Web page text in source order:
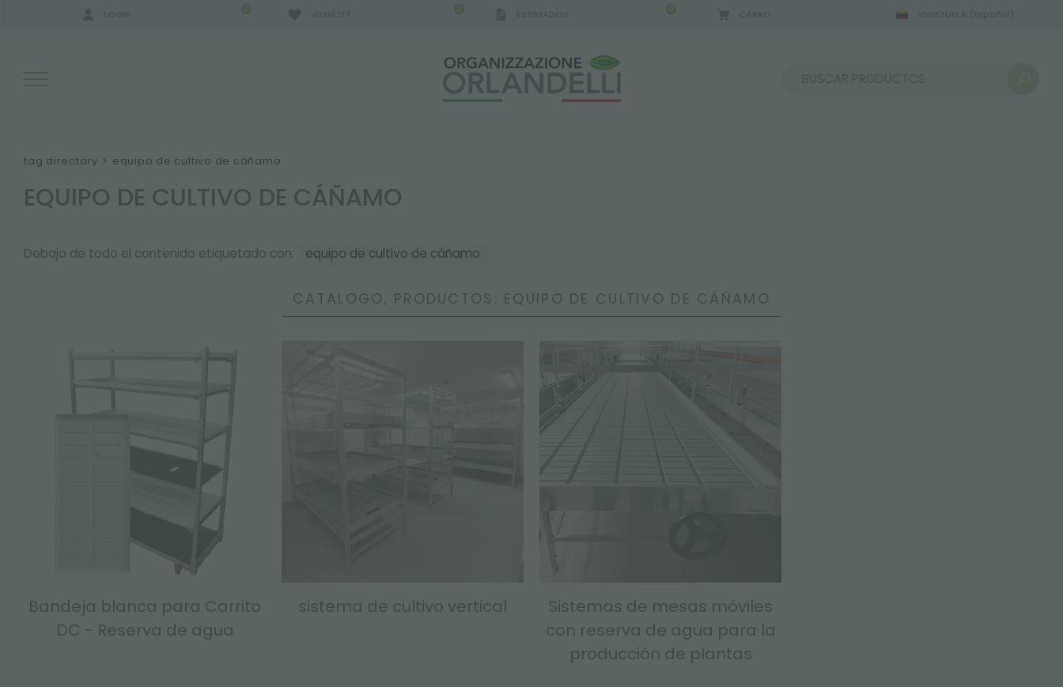
0 0 0
RESULTADOS DE LA BÚSQUEDA:
tag directory > equipo de cultivo de cáñamo
EQUIPO DE CULTIVO DE CÁÑAMO
Debajo de todo el contenido etiquetado con: equipo de cultivo de cáñamo
CATALOGO, PRODUCTOS: EQUIPO DE CULTIVO DE CÁÑAMO
Bandeja blanca para Carrito
DC - Reserva de agua
sistema de cultivo vertical
Sistemas de mesas móviles
con reserva de agua para la
producción de plantas